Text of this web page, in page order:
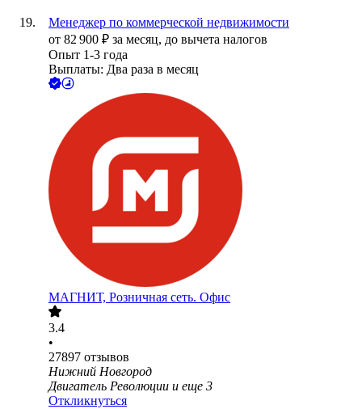
Менеджер по коммерческой недвижимости
от 82 900 ₽ за месяц, до вычета налогов
Опыт 1-3 года
Выплаты: Два раза в месяц
МАГНИТ, Розничная сеть. Офис
3.4
•
27897 отзывов
Нижний Новгород
Двигатель Революции и еще 3
Откликнуться